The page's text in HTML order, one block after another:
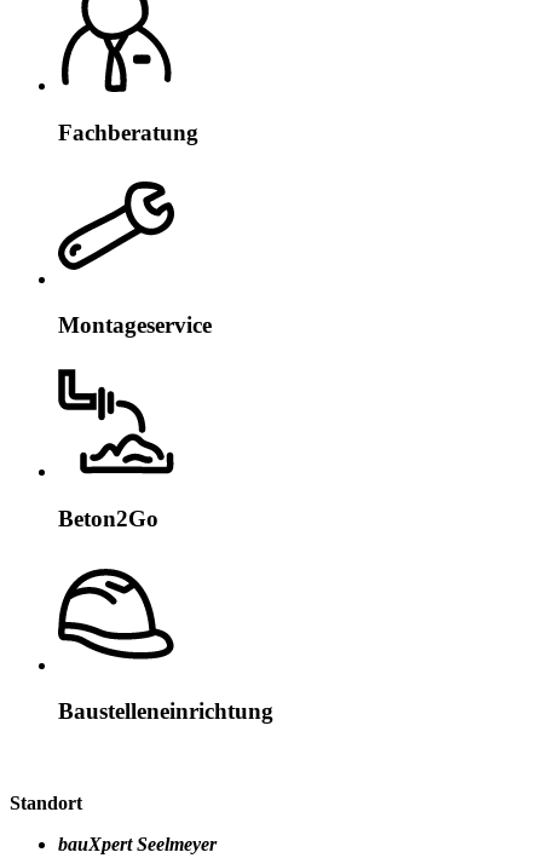
Fachberatung
Montageservice
Beton2Go
Baustelleneinrichtung
Standort
bauXpert Seelmeyer